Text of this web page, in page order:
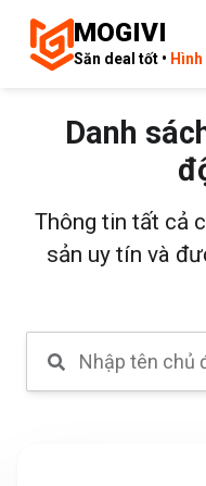
MOGIVI
Săn deal tốt •
Danh
Thông tin tất cả
sản uy tín và